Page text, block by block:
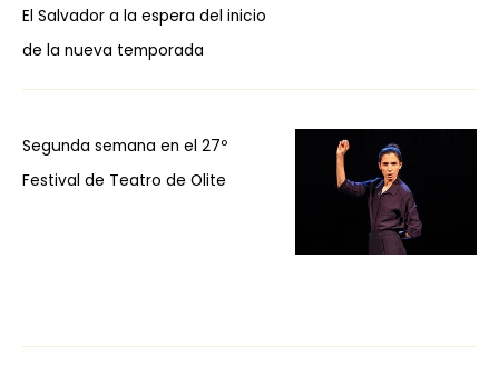
El Salvador a la espera del inicio
de la nueva temporada
Segunda semana en el 27º
Festival de Teatro de Olite